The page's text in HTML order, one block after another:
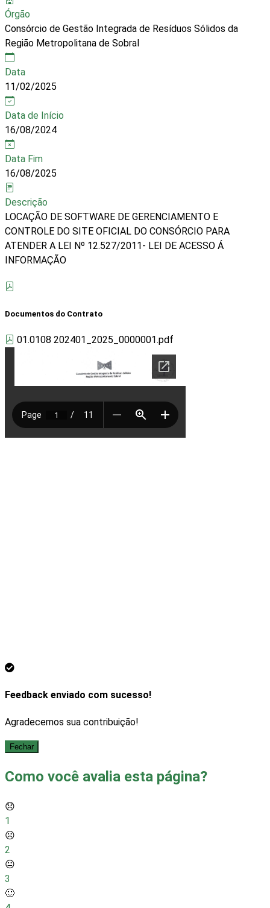
Órgão
Consórcio de Gestão Integrada de Resíduos Sólidos da
Região Metropolitana de Sobral
Data
11/02/2025
Data de Início
16/08/2024
Data Fim
16/08/2025
Descrição
LOCAÇÃO DE SOFTWARE DE GERENCIAMENTO E
CONTROLE DO SITE OFICIAL DO CONSÓRCIO PARA
ATENDER A LEI Nº 12.527/2011- LEI DE ACESSO Á
INFORMAÇÃO
Documentos do Contrato
01.0108 202401_2025_0000001.pdf
Feedback enviado com sucesso!
Agradecemos sua contribuição!
Fechar
Como você avalia esta página?
😞
1
☹️
2
😐
3
🙂